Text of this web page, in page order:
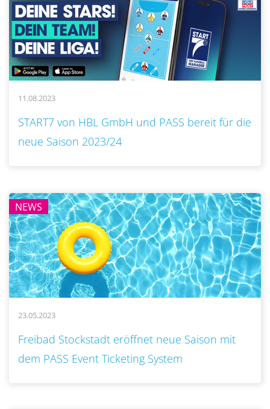
11.08.2023
START7 von HBL GmbH und PASS bereit für die
neue Saison 2023/24
NEWS
23.05.2023
Freibad Stockstadt eröffnet neue Saison mit
dem PASS Event Ticketing System